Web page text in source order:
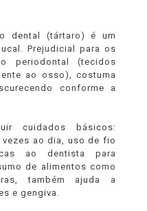
dental (tártaro) é um
Prejudicial para os
periodontal (tecidos
ao osso), costuma
conforme a
cuidados básicos:
ao dia, uso de fio
ao dentista para
de alimentos como
também ajuda a
e gengiva.